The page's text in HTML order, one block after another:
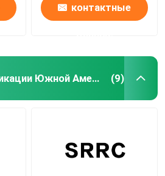
контактные
Сервисы сертификации Южной Америки (9)